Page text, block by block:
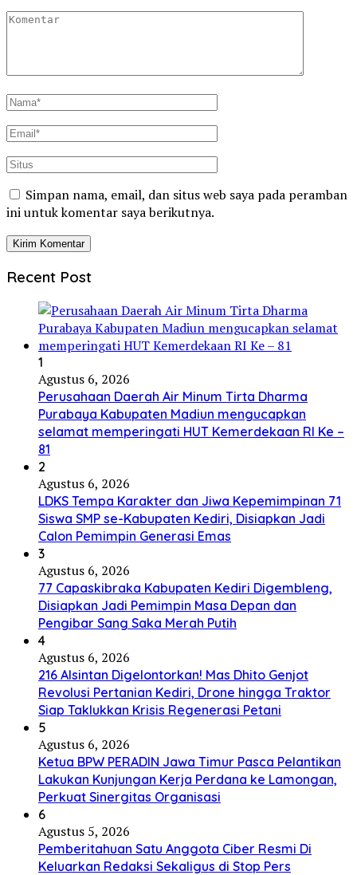
Simpan nama, email, dan situs web saya pada peramban
ini untuk komentar saya berikutnya.
Recent Post
1
Agustus 6, 2026
Perusahaan Daerah Air Minum Tirta Dharma
Purabaya Kabupaten Madiun mengucapkan
selamat memperingati HUT Kemerdekaan RI Ke –
81
2
Agustus 6, 2026
LDKS Tempa Karakter dan Jiwa Kepemimpinan 71
Siswa SMP se-Kabupaten Kediri, Disiapkan Jadi
Calon Pemimpin Generasi Emas
3
Agustus 6, 2026
77 Capaskibraka Kabupaten Kediri Digembleng,
Disiapkan Jadi Pemimpin Masa Depan dan
Pengibar Sang Saka Merah Putih
4
Agustus 6, 2026
216 Alsintan Digelontorkan! Mas Dhito Genjot
Revolusi Pertanian Kediri, Drone hingga Traktor
Siap Taklukkan Krisis Regenerasi Petani
5
Agustus 6, 2026
Ketua BPW PERADIN Jawa Timur Pasca Pelantikan
Lakukan Kunjungan Kerja Perdana ke Lamongan,
Perkuat Sinergitas Organisasi
6
Agustus 5, 2026
Pemberitahuan Satu Anggota Ciber Resmi Di
Keluarkan Redaksi Sekaligus di Stop Pers